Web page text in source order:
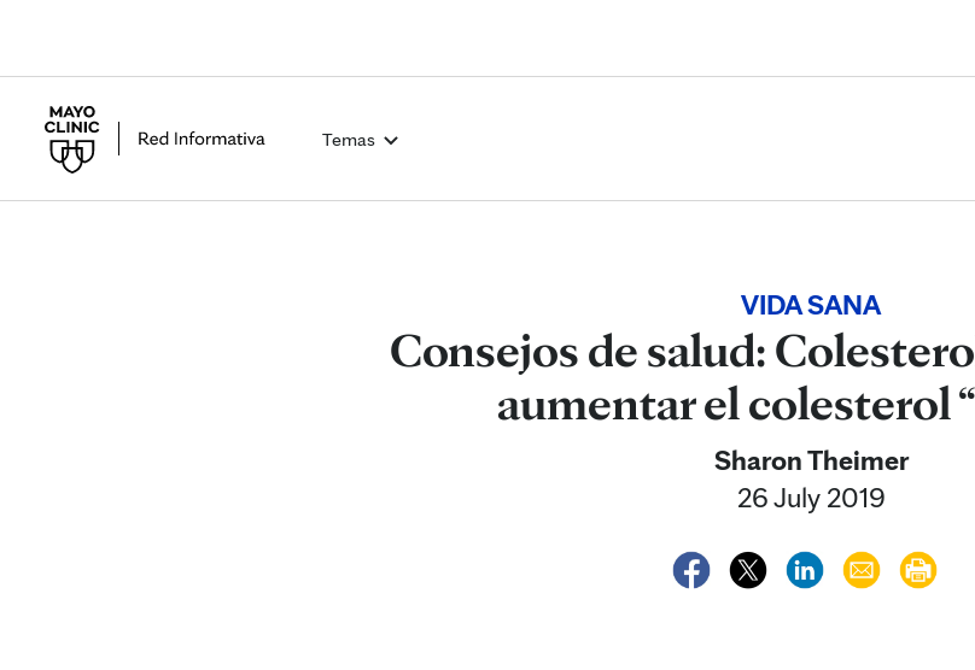
Temas
VIDA SANA
Consejos de salud:
aumentar el colesterol
Sharon Theimer
26 July 2019